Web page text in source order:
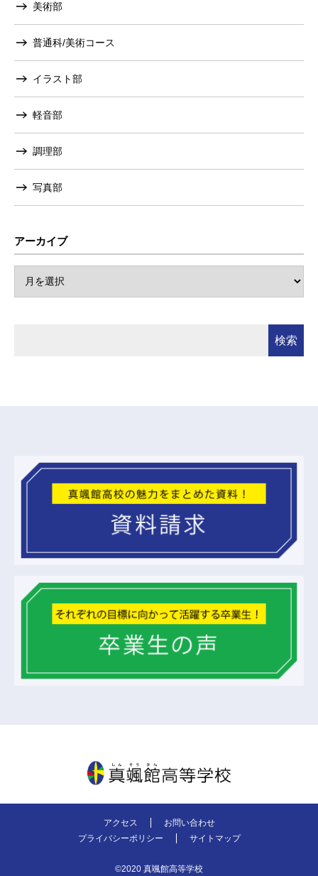
美術部
普通科/美術コース
イラスト部
軽音部
調理部
写真部
アーカイブ
アクセス
お問い合わせ
プライバシーポリシー
サイトマップ
©2020 真颯館高等学校